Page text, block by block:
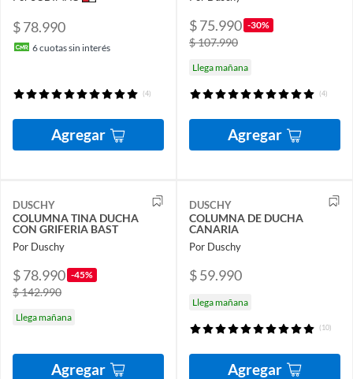
$ 78.990
6cuotas sin interés
(4)
Agregar
$ 75.990 -30%
$ 107.990
Llega mañana
(4)
Agregar
DUSCHY
COLUMNA TINA DUCHA
CON GRIFERIA BAST
Por Duschy
$ 78.990 -45%
$ 142.990
Llega mañana
Agregar
DUSCHY
COLUMNA DE DUCHA
CANARIA
Por Duschy
$ 59.990
Llega mañana
(10)
Agregar